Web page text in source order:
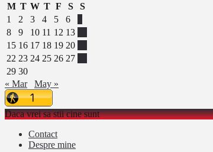
M T W T F S
S
1
2 3 4 5 6
8
9 10 11 12 13
15 16 17 18 19 20
22 23 24 25 26 27
29 30
« Mar
May »
Daca vrei sa stii cine sunt
Contact
Despre mine